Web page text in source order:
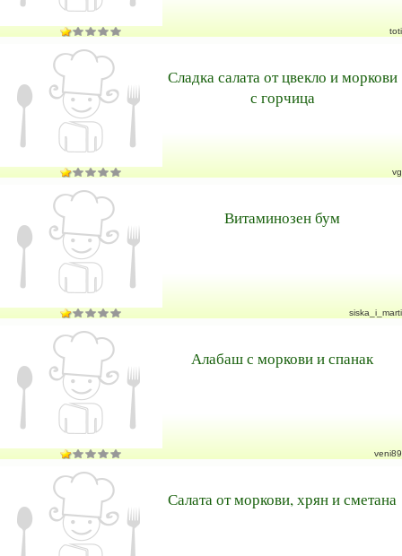
toti
Сладка салата от цвекло и моркови
с горчица
vg
Витаминозен бум
siska_i_marti
Алабаш с моркови и спанак
veni89
Салата от моркови, хрян и сметана